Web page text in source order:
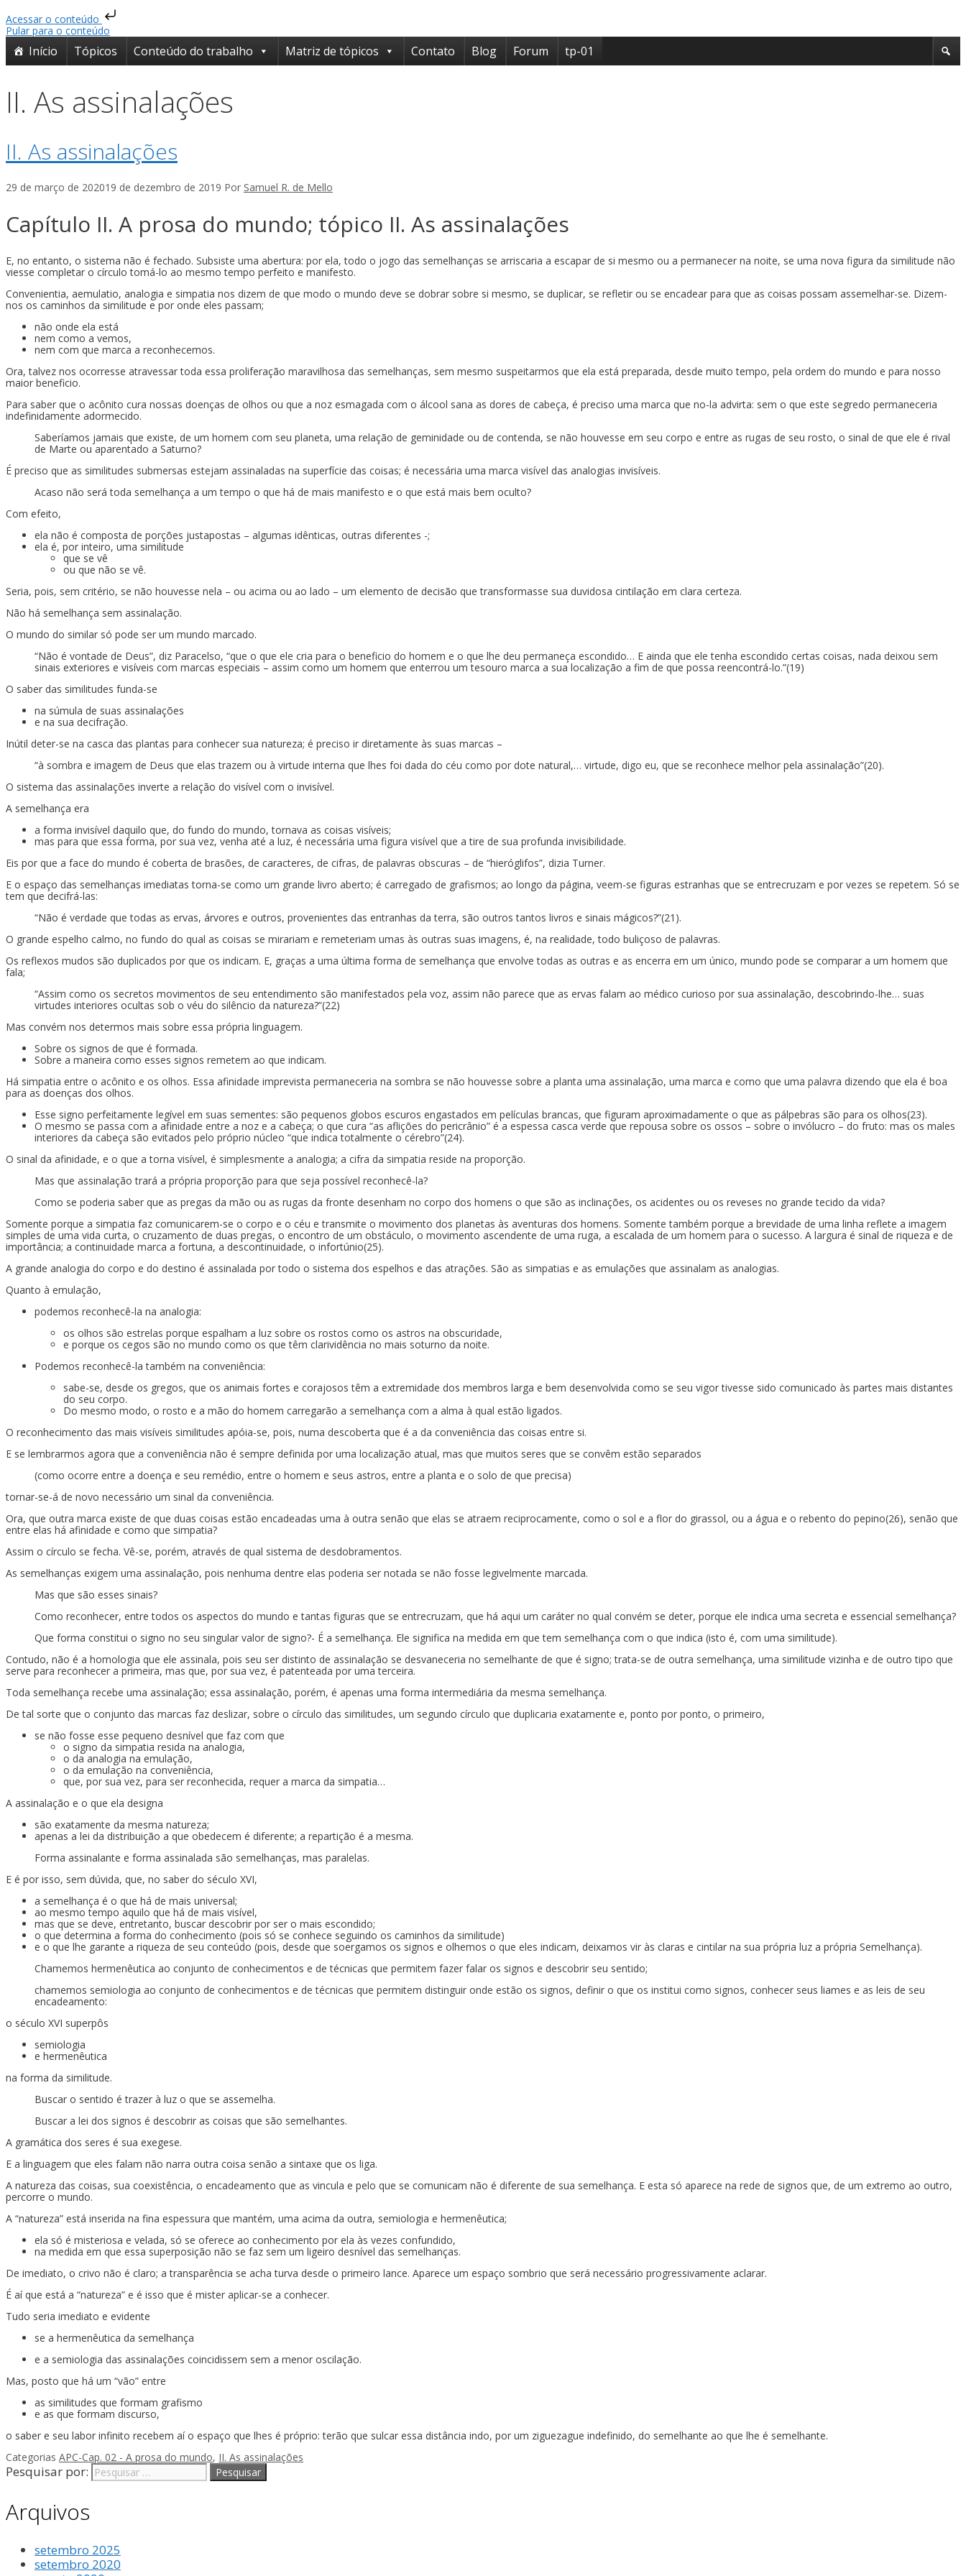
Acessar o conteúdo
Pular para o conteúdo
Início Tópicos Conteúdo do trabalho Matriz de tópicos Contato Blog Forum tp-01
II. As assinalações
II. As assinalações
29 de março de 202019 de dezembro de 2019 Por Samuel R. de Mello
Capítulo II. A prosa do mundo; tópico II. As assinalações
E, no entanto, o sistema não é fechado. Subsiste uma abertura: por ela, todo o jogo das semelhanças se arriscaria a escapar de si mesmo ou a permanecer na noite, se uma nova figura da similitude não
viesse completar o círculo tomá-lo ao mesmo tempo perfeito e manifesto.
Convenientia, aemulatio, analogia e simpatia nos dizem de que modo o mundo deve se dobrar sobre si mesmo, se duplicar, se refletir ou se encadear para que as coisas possam assemelhar-se. Dizem-
nos os caminhos da similitude e por onde eles passam;
não onde ela está
nem como a vemos,
nem com que marca a reconhecemos.
Ora, talvez nos ocorresse atravessar toda essa proliferação maravilhosa das semelhanças, sem mesmo suspeitarmos que ela está preparada, desde muito tempo, pela ordem do mundo e para nosso
maior beneficio.
Para saber que o acônito cura nossas doenças de olhos ou que a noz esmagada com o álcool sana as dores de cabeça, é preciso uma marca que no-la advirta: sem o que este segredo permaneceria
indefinidamente adormecido.
Saberíamos jamais que existe, de um homem com seu planeta, uma relação de geminidade ou de contenda, se não houvesse em seu corpo e entre as rugas de seu rosto, o sinal de que ele é rival
de Marte ou aparentado a Saturno?
É preciso que as similitudes submersas estejam assinaladas na superfície das coisas; é necessária uma marca visível das analogias invisíveis.
Acaso não será toda semelhança a um tempo o que há de mais manifesto e o que está mais bem oculto?
Com efeito,
ela não é composta de porções justapostas – algumas idênticas, outras diferentes -;
ela é, por inteiro, uma similitude
que se vê
ou que não se vê.
Seria, pois, sem critério, se não houvesse nela – ou acima ou ao lado – um elemento de decisão que transformasse sua duvidosa cintilação em clara certeza.
Não há semelhança sem assinalação.
O mundo do similar só pode ser um mundo marcado.
“Não é vontade de Deus”, diz Paracelso, “que o que ele cria para o beneficio do homem e o que lhe deu permaneça escondido… E ainda que ele tenha escondido certas coisas, nada deixou sem
sinais exteriores e visíveis com marcas especiais – assim como um homem que enterrou um tesouro marca a sua localização a fim de que possa reencontrá-lo.”(19)
O saber das similitudes funda-se
na súmula de suas assinalações
e na sua decifração.
Inútil deter-se na casca das plantas para conhecer sua natureza; é preciso ir diretamente às suas marcas –
“à sombra e imagem de Deus que elas trazem ou à virtude interna que lhes foi dada do céu como por dote natural,… virtude, digo eu, que se reconhece melhor pela assinalação”(20).
O sistema das assinalações inverte a relação do visível com o invisível.
A semelhança era
a forma invisível daquilo que, do fundo do mundo, tornava as coisas visíveis;
mas para que essa forma, por sua vez, venha até a luz, é necessária uma figura visível que a tire de sua profunda invisibilidade.
Eis por que a face do mundo é coberta de brasões, de caracteres, de cifras, de palavras obscuras – de “hieróglifos”, dizia Turner.
E o espaço das semelhanças imediatas torna-se como um grande livro aberto; é carregado de grafismos; ao longo da página, veem-se figuras estranhas que se entrecruzam e por vezes se repetem. Só se
tem que decifrá-las:
“Não é verdade que todas as ervas, árvores e outros, provenientes das entranhas da terra, são outros tantos livros e sinais mágicos?”(21).
O grande espelho calmo, no fundo do qual as coisas se mirariam e remeteriam umas às outras suas imagens, é, na realidade, todo buliçoso de palavras.
Os reflexos mudos são duplicados por que os indicam. E, graças a uma última forma de semelhança que envolve todas as outras e as encerra em um único, mundo pode se comparar a um homem que
fala;
“Assim como os secretos movimentos de seu entendimento são manifestados pela voz, assim não parece que as ervas falam ao médico curioso por sua assinalação, descobrindo-lhe… suas
virtudes interiores ocultas sob o véu do silêncio da natureza?”(22)
Mas convém nos determos mais sobre essa própria linguagem.
Sobre os signos de que é formada.
Sobre a maneira como esses signos remetem ao que indicam.
Há simpatia entre o acônito e os olhos. Essa afinidade imprevista permaneceria na sombra se não houvesse sobre a planta uma assinalação, uma marca e como que uma palavra dizendo que ela é boa
para as doenças dos olhos.
Esse signo perfeitamente legível em suas sementes: são pequenos globos escuros engastados em películas brancas, que figuram aproximadamente o que as pálpebras são para os olhos(23).
O mesmo se passa com a afinidade entre a noz e a cabeça; o que cura “as aflições do pericrânio” é a espessa casca verde que repousa sobre os ossos – sobre o invólucro – do fruto: mas os males
interiores da cabeça são evitados pelo próprio núcleo “que indica totalmente o cérebro”(24).
O sinal da afinidade, e o que a torna visível, é simplesmente a analogia; a cifra da simpatia reside na proporção.
Mas que assinalação trará a própria proporção para que seja possível reconhecê-la?
Como se poderia saber que as pregas da mão ou as rugas da fronte desenham no corpo dos homens o que são as inclinações, os acidentes ou os reveses no grande tecido da vida?
Somente porque a simpatia faz comunicarem-se o corpo e o céu e transmite o movimento dos planetas às aventuras dos homens. Somente também porque a brevidade de uma linha reflete a imagem
simples de uma vida curta, o cruzamento de duas pregas, o encontro de um obstáculo, o movimento ascendente de uma ruga, a escalada de um homem para o sucesso. A largura é sinal de riqueza e de
importância; a continuidade marca a fortuna, a descontinuidade, o infortúnio(25).
A grande analogia do corpo e do destino é assinalada por todo o sistema dos espelhos e das atrações. São as simpatias e as emulações que assinalam as analogias.
Quanto à emulação,
podemos reconhecê-la na analogia:
os olhos são estrelas porque espalham a luz sobre os rostos como os astros na obscuridade,
e porque os cegos são no mundo como os que têm clarividência no mais soturno da noite.
Podemos reconhecê-la também na conveniência:
sabe-se, desde os gregos, que os animais fortes e corajosos têm a extremidade dos membros larga e bem desenvolvida como se seu vigor tivesse sido comunicado às partes mais distantes
do seu corpo.
Do mesmo modo, o rosto e a mão do homem carregarão a semelhança com a alma à qual estão ligados.
O reconhecimento das mais visíveis similitudes apóia-se, pois, numa descoberta que é a da conveniência das coisas entre si.
E se lembrarmos agora que a conveniência não é sempre definida por uma localização atual, mas que muitos seres que se convêm estão separados
(como ocorre entre a doença e seu remédio, entre o homem e seus astros, entre a planta e o solo de que precisa)
tornar-se-á de novo necessário um sinal da conveniência.
Ora, que outra marca existe de que duas coisas estão encadeadas uma à outra senão que elas se atraem reciprocamente, como o sol e a flor do girassol, ou a água e o rebento do pepino(26), senão que
entre elas há afinidade e como que simpatia?
Assim o círculo se fecha. Vê-se, porém, através de qual sistema de desdobramentos.
As semelhanças exigem uma assinalação, pois nenhuma dentre elas poderia ser notada se não fosse legivelmente marcada.
Mas que são esses sinais?
Como reconhecer, entre todos os aspectos do mundo e tantas figuras que se entrecruzam, que há aqui um caráter no qual convém se deter, porque ele indica uma secreta e essencial semelhança?
Que forma constitui o signo no seu singular valor de signo?- É a semelhança. Ele significa na medida em que tem semelhança com o que indica (isto é, com uma similitude).
Contudo, não é a homologia que ele assinala, pois seu ser distinto de assinalação se desvaneceria no semelhante de que é signo; trata-se de outra semelhança, uma similitude vizinha e de outro tipo que
serve para reconhecer a primeira, mas que, por sua vez, é patenteada por uma terceira.
Toda semelhança recebe uma assinalação; essa assinalação, porém, é apenas uma forma intermediária da mesma semelhança.
De tal sorte que o conjunto das marcas faz deslizar, sobre o círculo das similitudes, um segundo círculo que duplicaria exatamente e, ponto por ponto, o primeiro,
se não fosse esse pequeno desnível que faz com que
o signo da simpatia resida na analogia,
o da analogia na emulação,
o da emulação na conveniência,
que, por sua vez, para ser reconhecida, requer a marca da simpatia…
A assinalação e o que ela designa
são exatamente da mesma natureza;
apenas a lei da distribuição a que obedecem é diferente; a repartição é a mesma.
Forma assinalante e forma assinalada são semelhanças, mas paralelas.
E é por isso, sem dúvida, que, no saber do século XVI,
a semelhança é o que há de mais universal;
ao mesmo tempo aquilo que há de mais visível,
mas que se deve, entretanto, buscar descobrir por ser o mais escondido;
o que determina a forma do conhecimento (pois só se conhece seguindo os caminhos da similitude)
e o que lhe garante a riqueza de seu conteúdo (pois, desde que soergamos os signos e olhemos o que eles indicam, deixamos vir às claras e cintilar na sua própria luz a própria Semelhança).
Chamemos hermenêutica ao conjunto de conhecimentos e de técnicas que permitem fazer falar os signos e descobrir seu sentido;
chamemos semiologia ao conjunto de conhecimentos e de técnicas que permitem distinguir onde estão os signos, definir o que os institui como signos, conhecer seus liames e as leis de seu
encadeamento:
o século XVI superpôs
semiologia
e hermenêutica
na forma da similitude.
Buscar o sentido é trazer à luz o que se assemelha.
Buscar a lei dos signos é descobrir as coisas que são semelhantes.
A gramática dos seres é sua exegese.
E a linguagem que eles falam não narra outra coisa senão a sintaxe que os liga.
A natureza das coisas, sua coexistência, o encadeamento que as vincula e pelo que se comunicam não é diferente de sua semelhança. E esta só aparece na rede de signos que, de um extremo ao outro,
percorre o mundo.
A “natureza” está inserida na fina espessura que mantém, uma acima da outra, semiologia e hermenêutica;
ela só é misteriosa e velada, só se oferece ao conhecimento por ela às vezes confundido,
na medida em que essa superposição não se faz sem um ligeiro desnível das semelhanças.
De imediato, o crivo não é claro; a transparência se acha turva desde o primeiro lance. Aparece um espaço sombrio que será necessário progressivamente aclarar.
É aí que está a “natureza” e é isso que é mister aplicar-se a conhecer.
Tudo seria imediato e evidente
se a hermenêutica da semelhança
e a semiologia das assinalações coincidissem sem a menor oscilação.
Mas, posto que há um “vão” entre
as similitudes que formam grafismo
e as que formam discurso,
o saber e seu labor infinito recebem aí o espaço que lhes é próprio: terão que sulcar essa distância indo, por um ziguezague indefinido, do semelhante ao que lhe é semelhante.
Categorias APC-Cap. 02 - A prosa do mundo, II. As assinalações
Pesquisar por:
Arquivos
setembro 2025
setembro 2020